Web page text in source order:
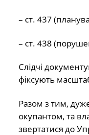
– ст. 437
– ст. 438
Слідчі
фіксують
Разом з тим,
окупантом, та
звертатися до